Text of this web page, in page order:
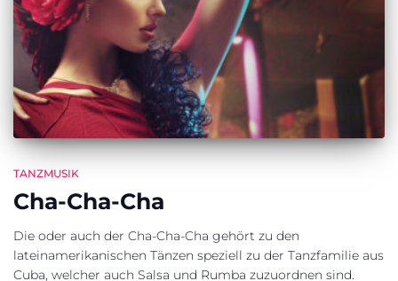
TANZMUSIK
Cha-Cha-Cha
Die oder auch der Cha-Cha-Cha gehört zu den
lateinamerikanischen Tänzen speziell zu der Tanzfamilie aus
Cuba, welcher auch Salsa und Rumba zuzuordnen sind.